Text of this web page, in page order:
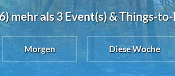
mehr als 3 Event(s) & Things-
Morgen Diese Woche